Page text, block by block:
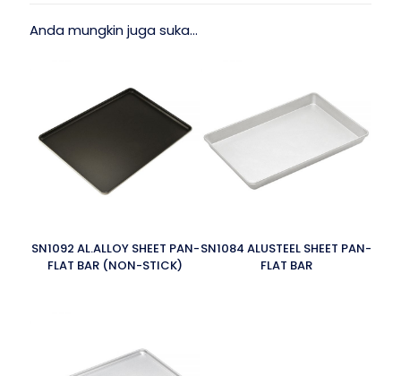
Anda mungkin juga suka…
SN1092 AL.ALLOY SHEET PAN-
FLAT BAR (NON-STICK)
SN1084 ALUSTEEL SHEET PAN-
FLAT BAR